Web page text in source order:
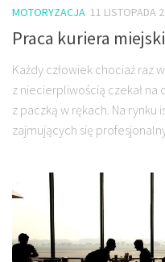
MOTORYZACJA 11 LISTOPADA
Praca kuriera
Każdy człowiek chociaż raz
z niecierpliwością czekał
z paczką w rękach. Na
zajmujących się